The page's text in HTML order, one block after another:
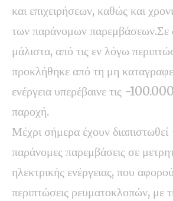
και επιχειρήσεων, καθώς και
των παράνομων παρεμβάσεων.Σε
μάλιστα, από τις εν λόγω
προκλήθηκε από τη μη
ενέργεια υπερέβαινε τις -
παροχή.
Μέχρι σήμερα έχουν
παράνομες παρεμβάσεις σε
ηλεκτρικής ενέργειας, που
περιπτώσεις ρευματοκλοπών, με